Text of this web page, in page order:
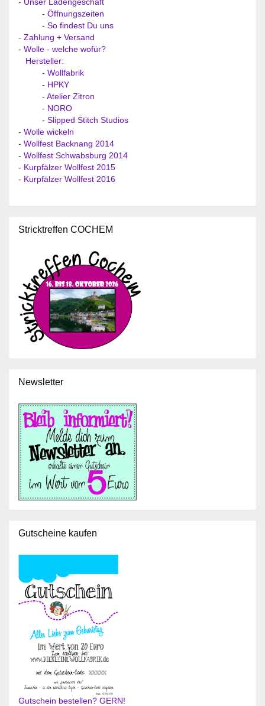
- Öffnungszeiten
- So findest Du uns
- Zahlung + Versand
- Wolle - welche wofür?
Hersteller:
- Wollfabrik
- HPKY
- Atelier Zitron
- NORO
- Slipped Stitch Studios
- Wolle wickeln
- Wollfest Backnang 2014
- Wollfest Schwabsburg 2014
- Kurpfälzer Wollfest 2015
- Kurpfälzer Wollfest 2016
Stricktreffen COCHEM
Newsletter
Gutscheine kaufen
Gutschein bestellen? GERN!